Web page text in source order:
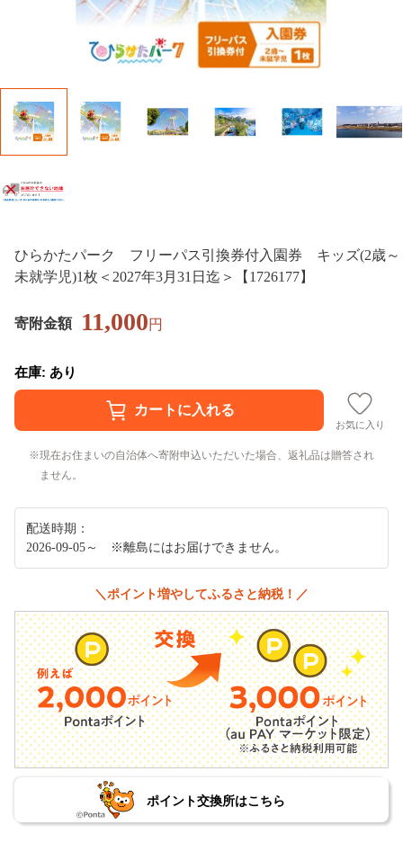
ひらかたパーク フリーパス引換券付入園券 キッズ(2歳～
未就学児)1枚＜2027年3月31日迄＞【1726177】
寄附金額 11,000円
在庫: あり
お気に入り
現在お住まいの自治体へ寄附申込いただいた場合、返礼品は贈答され
ません。
配送時期：
2026-09-05～ ※離島にはお届けできません。
＼ポイント増やしてふるさと納税！／
ポイント交換所はこちら